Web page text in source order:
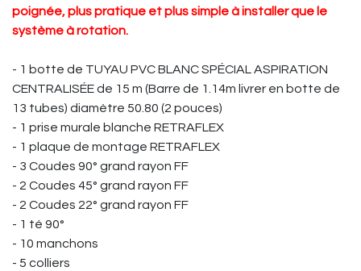
poignée, plus pratique et plus simple à installer que le
système à rotation.
- 1 botte de TUYAU PVC BLANC SPÉCIAL ASPIRATION
CENTRALISÉE de 15 m (Barre de 1.14m livrer en botte de
13 tubes) diamètre 50.80 (2 pouces)
- 1 prise murale blanche RETRAFLEX
- 1 plaque de montage RETRAFLEX
- 3 Coudes 90° grand rayon FF
- 2 Coudes 45° grand rayon FF
- 2 Coudes 22° grand rayon FF
- 1 té 90°
- 10 manchons
- 5 colliers